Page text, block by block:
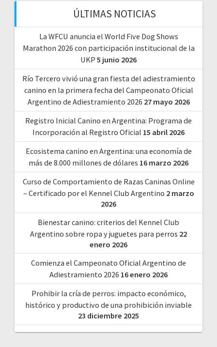
ÚLTIMAS NOTICIAS
La WFCU anuncia el World Five Dog Shows
Marathon 2026 con participación institucional de la
UKP 5 junio 2026
Río Tercero vivió una gran fiesta del adiestramiento
canino en la primera fecha del Campeonato Oficial
Argentino de Adiestramiento 2026 27 mayo 2026
Registro Inicial Canino en Argentina: Programa de
Incorporación al Registro Oficial 15 abril 2026
Ecosistema canino en Argentina: una economía de
más de 8.000 millones de dólares 16 marzo 2026
Curso de Comportamiento de Razas Caninas Online
– Certificado por el Kennel Club Argentino 2 marzo
2026
Bienestar canino: criterios del Kennel Club
Argentino sobre ropa y juguetes para perros 22
enero 2026
Comienza el Campeonato Oficial Argentino de
Adiestramiento 2026 16 enero 2026
Prohibir la cría de perros: impacto económico,
histórico y productivo de una prohibición inviable
23 diciembre 2025